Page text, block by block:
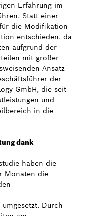
Erfahrung im
Statt einer
die Modifikation
entschieden, da
aufgrund der
mit großer
Ansatz
der
GmbH, die seit
und
in die
dank
haben die
Monaten die
Durch